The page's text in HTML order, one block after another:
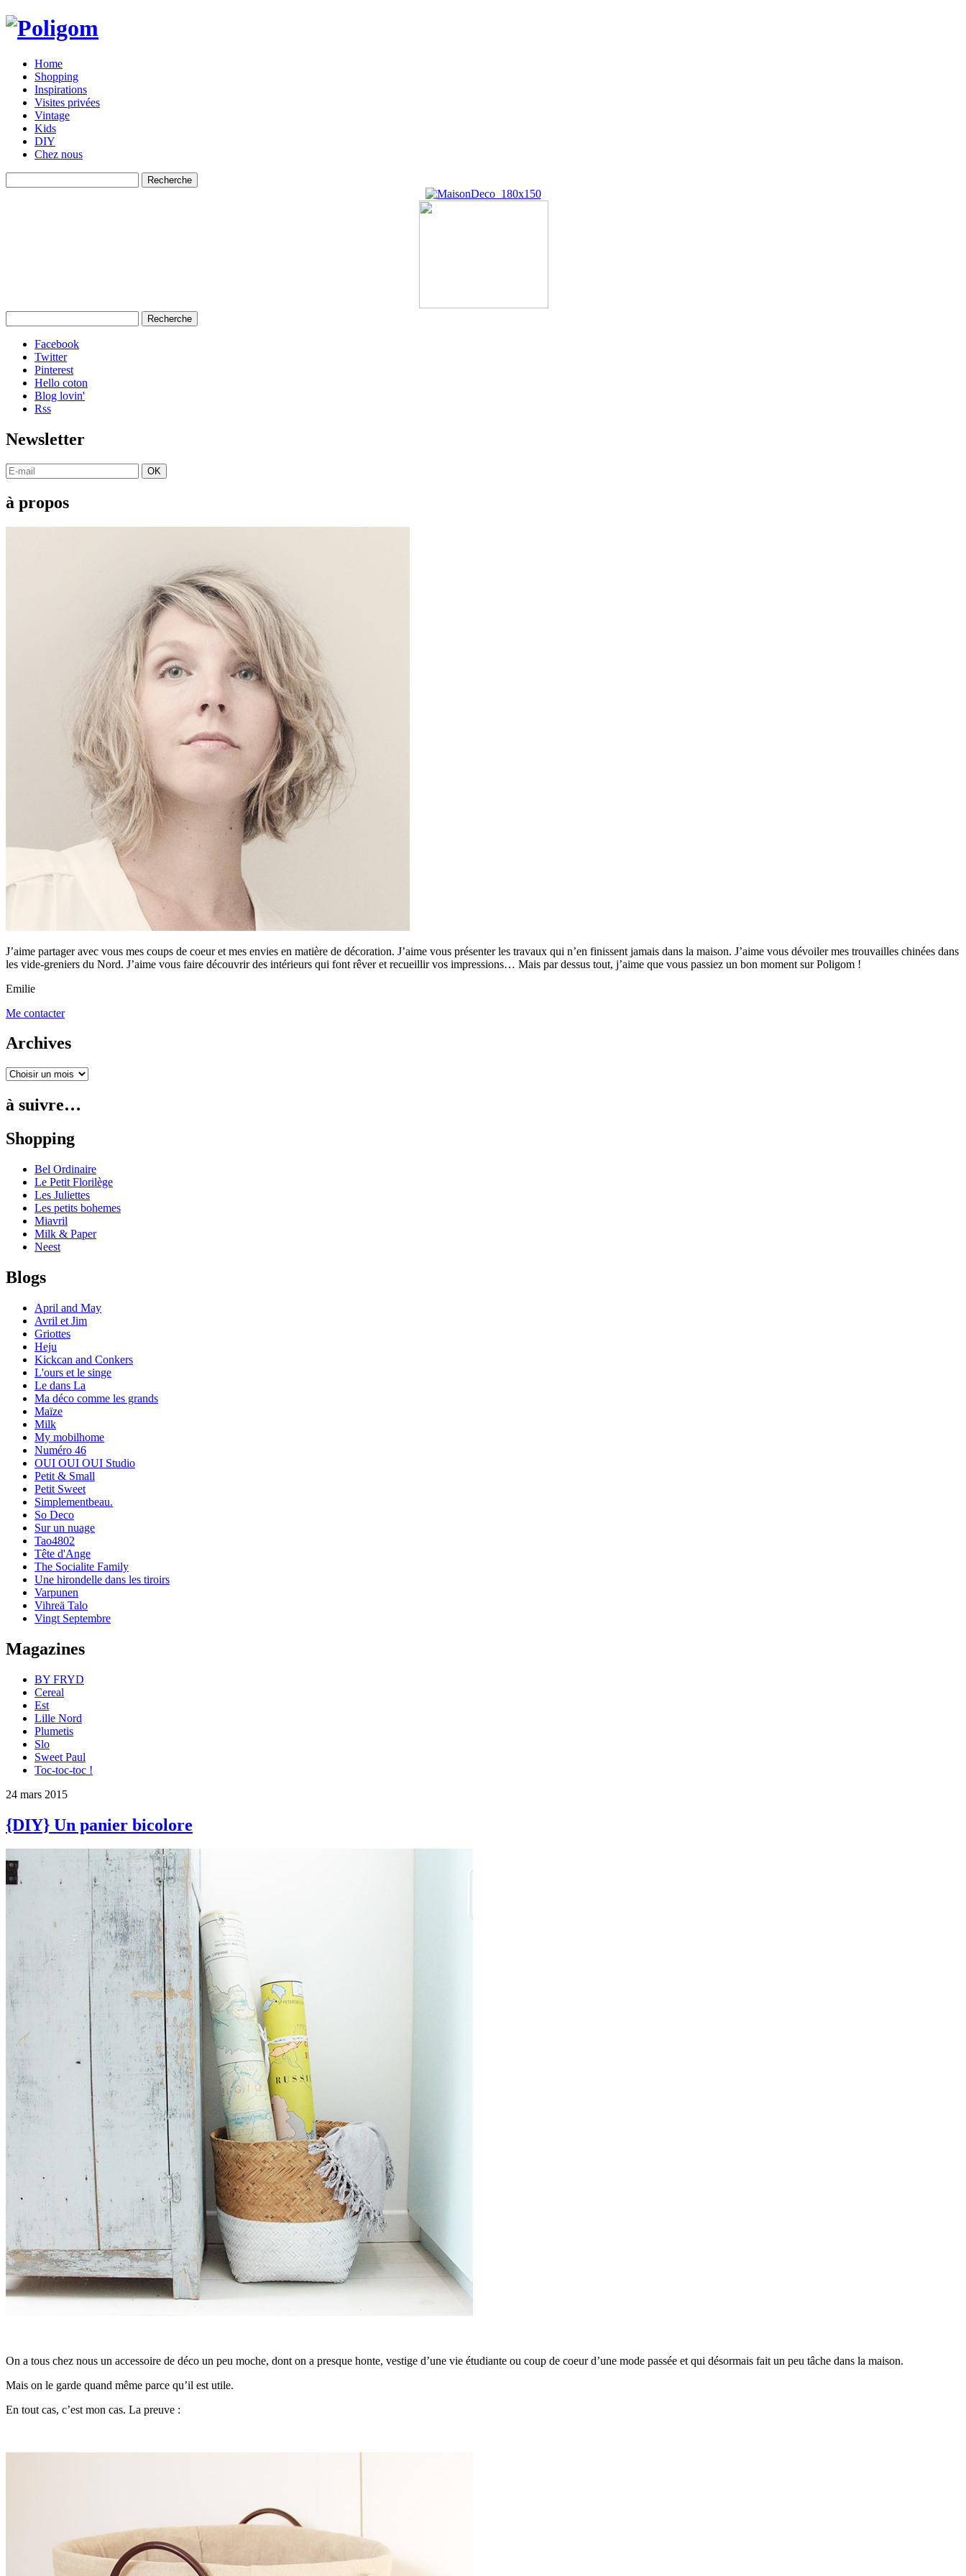
Home
Shopping
Inspirations
Visites privées
Vintage
Kids
DIY
Chez nous
Facebook
Twitter
Pinterest
Hello coton
Blog lovin'
Rss
Newsletter
OK
à propos
J’aime partager avec vous mes coups de coeur et mes envies en matière de décoration. J’aime vous présenter les travaux qui n’en finissent jamais dans la maison. J’aime vous dévoiler mes trouvailles chinées dans
les vide-greniers du Nord. J’aime vous faire découvrir des intérieurs qui font rêver et recueillir vos impressions… Mais par dessus tout, j’aime que vous passiez un bon moment sur Poligom !
Emilie
Me contacter
Archives
à suivre…
Shopping
Bel Ordinaire
Le Petit Florilège
Les Juliettes
Les petits bohemes
Miavril
Milk & Paper
Neest
Blogs
April and May
Avril et Jim
Griottes
Heju
Kickcan and Conkers
L'ours et le singe
Le dans La
Ma déco comme les grands
Maïze
Milk
My mobilhome
Numéro 46
OUI OUI OUI Studio
Petit & Small
Petit Sweet
Simplementbeau.
So Deco
Sur un nuage
Tao4802
Tête d'Ange
The Socialite Family
Une hirondelle dans les tiroirs
Varpunen
Vihreä Talo
Vingt Septembre
Magazines
BY FRYD
Cereal
Est
Lille Nord
Plumetis
Slo
Sweet Paul
Toc-toc-toc !
24 mars 2015
{DIY} Un panier bicolore
On a tous chez nous un accessoire de déco un peu moche, dont on a presque honte, vestige d’une vie étudiante ou coup de coeur d’une mode passée et qui désormais fait un peu tâche dans la maison.
Mais on le garde quand même parce qu’il est utile.
En tout cas, c’est mon cas. La preuve :